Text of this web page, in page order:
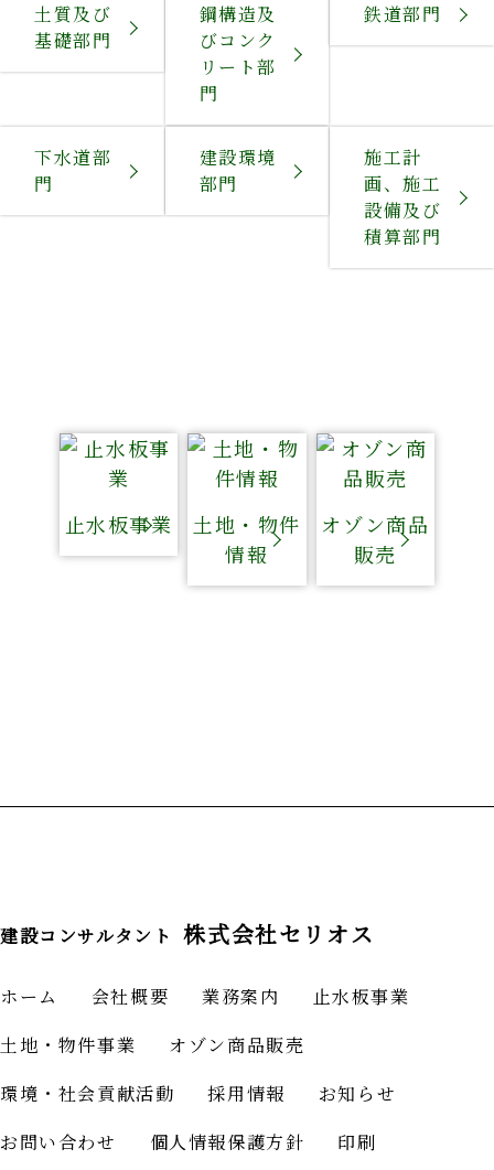
土質及び
基礎部門
鋼構造及
びコンク
リート部
門
鉄道部門
下水道部
門
建設環境
部門
施工計
画、施工
設備及び
積算部門
止水板事業
土地・物件
情報
オゾン商品
販売
建設コンサルタント 株式会社セリオス
ホーム 会社概要 業務案内
止水板事業
土地・物件事業
オゾン商品販売
環境・社会貢献活動
採用情報
お知らせ
お問い合わせ
個人情報保護方針 印刷